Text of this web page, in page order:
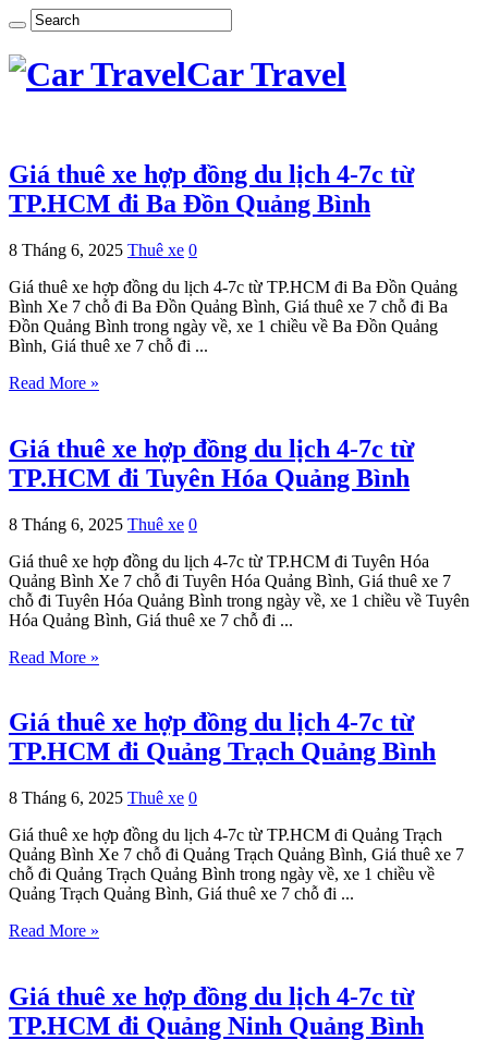
Car Travel
Giá thuê xe hợp đồng du lịch 4-7c từ
TP.HCM đi Ba Đồn Quảng Bình
8 Tháng 6, 2025 Thuê xe 0
Giá thuê xe hợp đồng du lịch 4-7c từ TP.HCM đi Ba Đồn Quảng
Bình Xe 7 chỗ đi Ba Đồn Quảng Bình, Giá thuê xe 7 chỗ đi Ba
Đồn Quảng Bình trong ngày về, xe 1 chiều về Ba Đồn Quảng
Bình, Giá thuê xe 7 chỗ đi ...
Read More »
Giá thuê xe hợp đồng du lịch 4-7c từ
TP.HCM đi Tuyên Hóa Quảng Bình
8 Tháng 6, 2025 Thuê xe 0
Giá thuê xe hợp đồng du lịch 4-7c từ TP.HCM đi Tuyên Hóa
Quảng Bình Xe 7 chỗ đi Tuyên Hóa Quảng Bình, Giá thuê xe 7
chỗ đi Tuyên Hóa Quảng Bình trong ngày về, xe 1 chiều về Tuyên
Hóa Quảng Bình, Giá thuê xe 7 chỗ đi ...
Read More »
Giá thuê xe hợp đồng du lịch 4-7c từ
TP.HCM đi Quảng Trạch Quảng Bình
8 Tháng 6, 2025 Thuê xe 0
Giá thuê xe hợp đồng du lịch 4-7c từ TP.HCM đi Quảng Trạch
Quảng Bình Xe 7 chỗ đi Quảng Trạch Quảng Bình, Giá thuê xe 7
chỗ đi Quảng Trạch Quảng Bình trong ngày về, xe 1 chiều về
Quảng Trạch Quảng Bình, Giá thuê xe 7 chỗ đi ...
Read More »
Giá thuê xe hợp đồng du lịch 4-7c từ
TP.HCM đi Quảng Ninh Quảng Bình